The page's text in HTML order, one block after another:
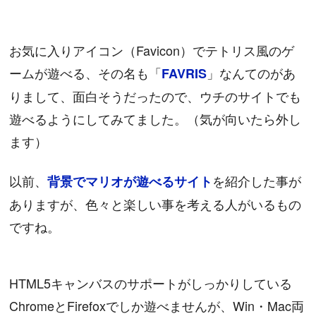
お気に入りアイコン（Favicon）でテトリス風のゲ
ームが遊べる、その名も「FAVRIS 」なんてのがあ
りまして、面白そうだったので、ウチのサイトでも
遊べるようにしてみてました。（気が向いたら外し
ます）
以前、背景でマリオが遊べるサイトを紹介した事が
ありますが、色々と楽しい事を考える人がいるもの
ですね。
HTML5キャンバスのサポートがしっかりしている
ChromeとFirefoxでしか遊べませんが、Win・Mac両